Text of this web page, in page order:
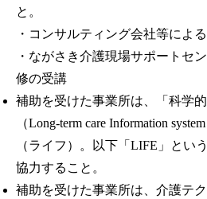
と。
・コンサルティング会社等によ
・ながさき介護現場サポートセ
修の受講
補助を受けた事業所は、「科学
（Long-term care Information
（ライフ）。以下「LIFE」とい
協力すること。
補助を受けた事業所は、介護テ